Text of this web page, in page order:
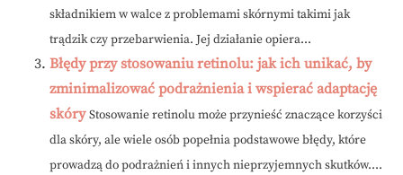
składnikiem w walce z problemami skórnymi takimi jak
trądzik czy przebarwienia. Jej działanie opiera...
Błędy przy stosowaniu retinolu: jak ich unikać, by
zminimalizować podrażnienia i wspierać adaptację
skóry Stosowanie retinolu może przynieść znaczące korzyści
dla skóry, ale wiele osób popełnia podstawowe błędy, które
prowadzą do podrażnień i innych nieprzyjemnych skutków....